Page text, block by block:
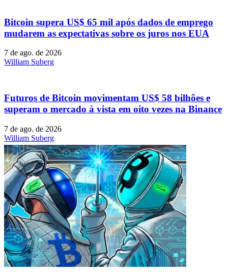
Bitcoin supera US$ 65 mil após dados de emprego
mudarem as expectativas sobre os juros nos EUA
7 de ago. de 2026
William Suberg
Futuros de Bitcoin movimentam US$ 58 bilhões e
superam o mercado à vista em oito vezes na Binance
7 de ago. de 2026
William Suberg